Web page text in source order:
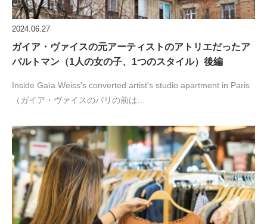
2024.06.27
ガイア・ヴァイスの元アーティストのアトリエだったア
パルトマン（1人の女の子、1つのスタイル）後編
Inside Gaïa Weiss's converted artist's studio apartment in Paris
（ガイア・ヴァイスのパリの前は…